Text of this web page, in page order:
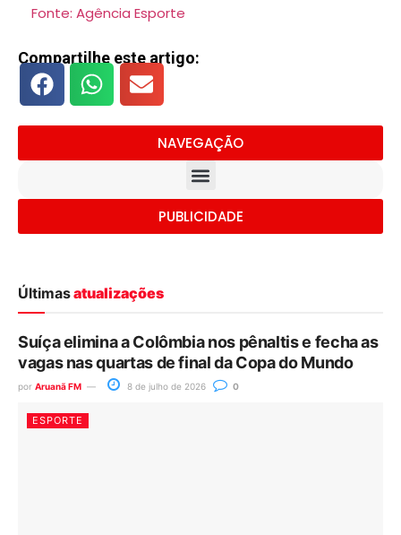
Fonte: Agência Esporte
Compartilhe este artigo:
NAVEGAÇÃO
PUBLICIDADE
Últimasatualizações
Suíça elimina a Colômbia nos pênaltis e fecha as
vagas nas quartas de final da Copa do Mundo
por Aruanã FM 8 de julho de 2026 0
ESPORTE